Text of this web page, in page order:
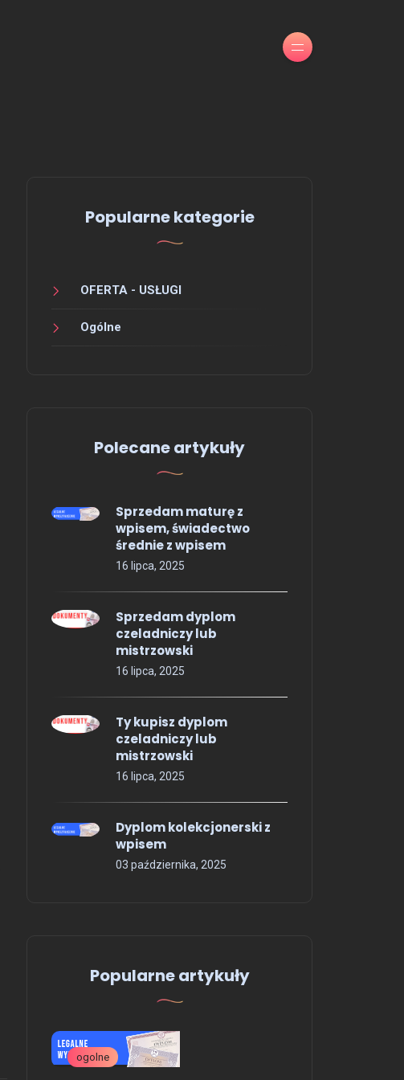
OFERTA - USŁUGI
świadectwa i dyplomy z
wpisami do systemów CKE,
Popularne kategorie
OFERTA - USŁUGI
Ogólne
Polecane artykuły
Sprzedam maturę z
wpisem, świadectwo
średnie z wpisem
16 lipca, 2025
Sprzedam dyplom
czeladniczy lub
mistrzowski
16 lipca, 2025
Ty kupisz dyplom
czeladniczy lub
mistrzowski
16 lipca, 2025
Dyplom kolekcjonerski z
wpisem
03 października, 2025
Popularne artykuły
ogolne